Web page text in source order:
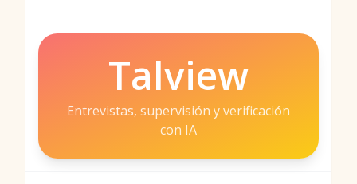
Talview
Entrevistas, supervisión y verificación
con IA